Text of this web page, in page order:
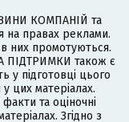
КОМПАНІЙ та
на правах реклами.
них промотуються.
ПІДТРИМКИ також є
у підготовці цього
цих матеріалах.
та оціночні
Згідно з